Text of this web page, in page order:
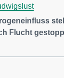
Flucht